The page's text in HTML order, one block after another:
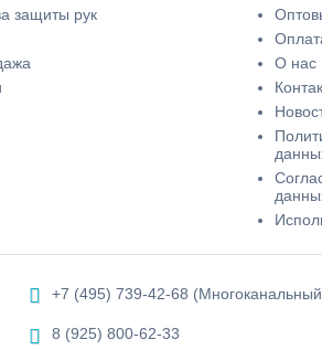
защиты рук
О нас
+7 (495) 739-42-68
8 (925) 800-62-33